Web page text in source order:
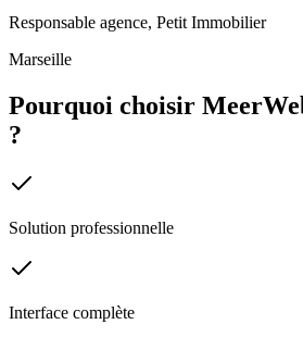
Responsable agence, Petit Immobilier
Marseille
Pourquoi choisir
?
Solution professionnelle
Interface complète